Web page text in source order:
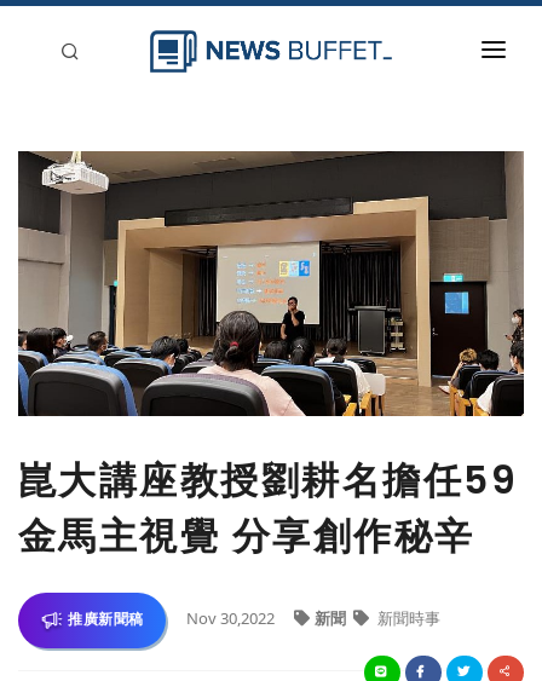
新聞稿分類
刊登
崑大講座教授劉耕名擔任59
金馬主視覺 分享創作秘辛
推廣新聞稿 Nov 30,2022 新聞 新聞時事